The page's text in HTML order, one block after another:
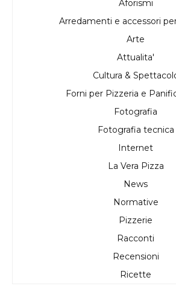
Aforismi
Arredamenti e accessori
Arte
Attualita'
Cultura &
Forni per Pizzeria e
Fotografia
Fotografia tecnica
Internet
La Vera Pizza
News
Normative
Pizzerie
Racconti
Recensioni
Ricette